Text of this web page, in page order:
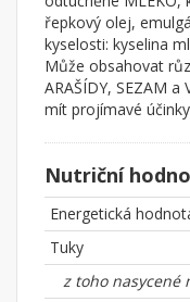
řepkový olej,
kyselosti: kyselina
Může obsahovat
ARAŠÍDY, SEZAM
mít projímavé
Nutriční
Energetická
Tuky
z toho nasycené